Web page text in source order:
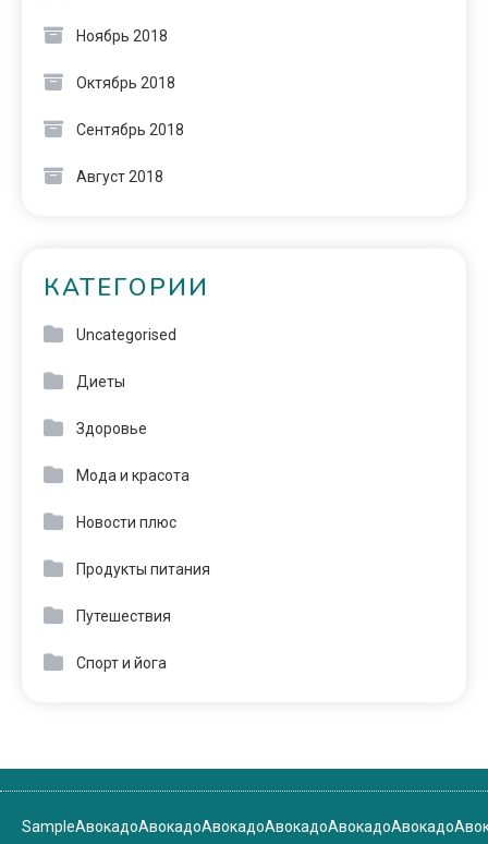
Ноябрь 2018
Октябрь 2018
Сентябрь 2018
Август 2018
КАТЕГОРИИ
Uncategorised
Диеты
Здоровье
Мода и красота
Новости плюс
Продукты питания
Путешествия
Спорт и йога
SampleАвокадоАвокадоАвокадоАвокадоАвокадоАвокадо